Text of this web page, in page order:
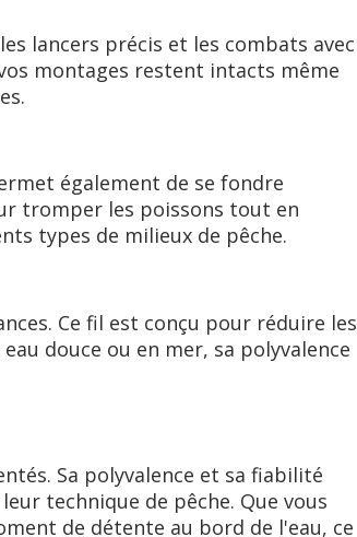
lancers précis et les combats avec
montages restent intacts même
également de se fondre
tromper les poissons tout en
types de milieux de pêche.
Ce fil est conçu pour réduire les
douce ou en mer, sa polyvalence
Sa polyvalence et sa fiabilité
technique de pêche. Que vous
de détente au bord de l'eau, ce